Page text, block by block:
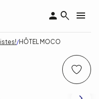
HÔTEL MOCO